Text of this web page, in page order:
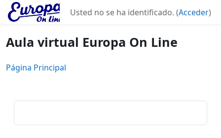
Salta al contenido principal
Usted no se ha identificado. (Acceder)
Aula virtual Europa On Line
Página Principal